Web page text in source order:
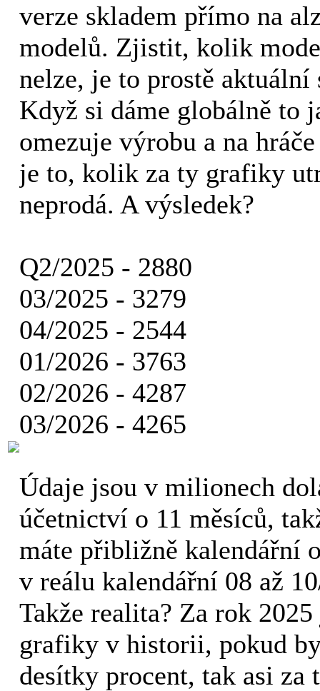
verze skladem přímo na
modelů. Zjistit, kolik
nelze, je to prostě aktuální
Když si dáme globálně to
omezuje výrobu a na
je to, kolik za ty grafiky
neprodá. A výsledek?
Q2/2025 - 2880
03/2025 - 3279
04/2025 - 2544
01/2026 - 3763
02/2026 - 4287
03/2026 - 4265
Údaje jsou v milionech
účetnictví o 11 měsíců,
máte přibližně kalendářní
v reálu kalendářní 08 až
Takže realita? Za rok
grafiky v historii, pokud
desítky procent, tak asi